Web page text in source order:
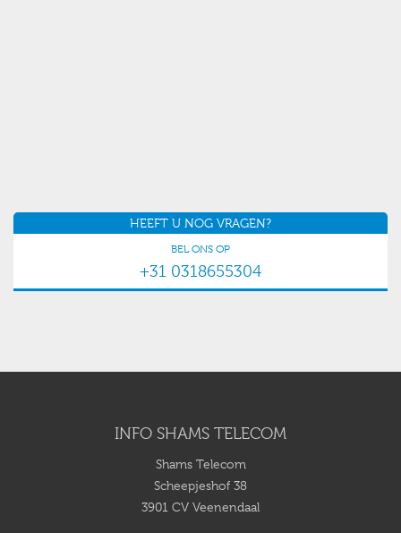
HEEFT U NOG VRAGEN?
BEL ONS OP
+31 0318655304
INFO SHAMS TELECOM
Shams Telecom
Scheepjeshof 38
3901 CV Veenendaal